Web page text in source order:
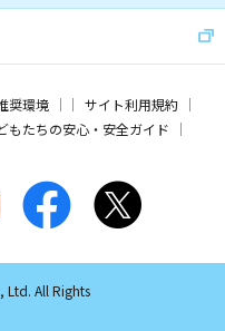
奨環境
サイト利用規約
もたちの安心・安全ガイド
All Rights